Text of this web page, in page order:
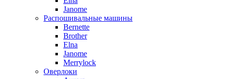
Janome
Распошивальные машины
Bernette
Brother
Elna
Janome
Merrylock
Оверлоки